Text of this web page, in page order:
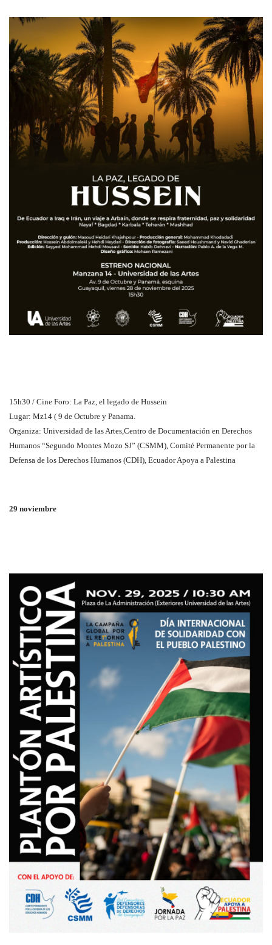
15h30 / Cine Foro: La Paz, el legado de Hussein
Lugar: Mz14 ( 9 de Octubre y Panama.
Organiza: Universidad de las Artes,Centro de Documentación en Derechos
Humanos “Segundo Montes Mozo SJ” (CSMM), Comité Permanente por la
Defensa de los Derechos Humanos (CDH), Ecuador Apoya a Palestina
29 noviembre